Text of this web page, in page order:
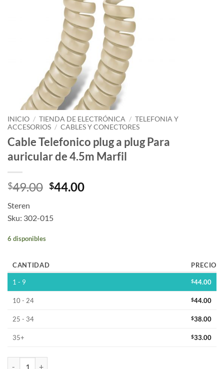
INICIO / TIENDA DE ELECTRÓNICA / TELEFONIA Y
ACCESORIOS / CABLES Y CONECTORES
Cable Telefonico plug a plug Para
auricular de 4.5m Marfil
$49.00 $44.00
Steren
Sku: 302-015
6 disponibles
CANTIDAD PRECIO
1 - 9 $44.00
10 - 24 $44.00
25 - 34 $38.00
35+ $33.00